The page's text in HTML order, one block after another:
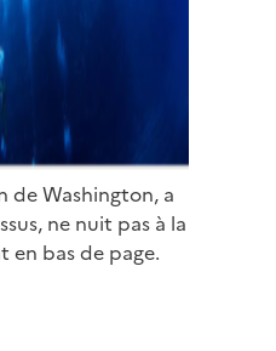
de Washington, a
ne nuit pas à la
en bas de page.